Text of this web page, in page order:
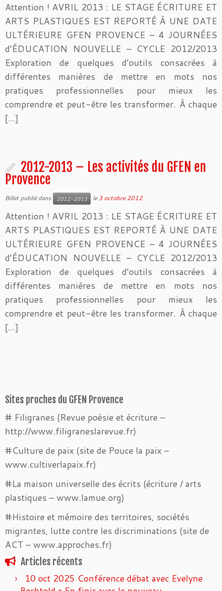
Attention ! AVRIL 2013 : LE STAGE ÉCRITURE ET
ARTS PLASTIQUES EST REPORTÉ À UNE DATE
ULTÉRIEURE GFEN PROVENCE – 4 JOURNÉES
d’ÉDUCATION NOUVELLE – CYCLE 2012/2013
Exploration de quelques d’outils consacrées à
différentes manières de mettre en mots nos
pratiques professionnelles pour mieux les
comprendre et peut-être les transformer. À chaque
[…]
2012-2013 – Les activités du GFEN en
Provence
Billet publié dans 2012-2013 le3 octobre 2012
Attention ! AVRIL 2013 : LE STAGE ÉCRITURE ET
ARTS PLASTIQUES EST REPORTÉ À UNE DATE
ULTÉRIEURE GFEN PROVENCE – 4 JOURNÉES
d’ÉDUCATION NOUVELLE – CYCLE 2012/2013
Exploration de quelques d’outils consacrées à
différentes manières de mettre en mots nos
pratiques professionnelles pour mieux les
comprendre et peut-être les transformer. À chaque
[…]
Sites proches du GFEN Provence
# Filigranes (Revue poésie et écriture –
http://www.filigraneslarevue.fr)
#Culture de paix (site de Pouce la paix –
www.cultiverlapaix.fr)
#La maison universelle des écrits (écriture / arts
plastiques – www.lamue.org)
#Histoire et mémoire des territoires, sociétés
migrantes, lutte contre les discriminations (site de
ACT – www.approches.fr)
Articles récents
10 oct 2025 Conférence débat avec Evelyne